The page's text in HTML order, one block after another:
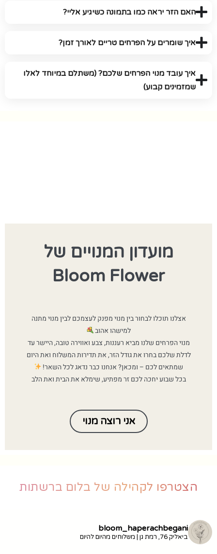
האם הזר יראה כמו בתמונה כשיגיע אליי?
איך שומרים על הפרחים טריים לאורך זמן?
איך עובד מנוי הפרחים שלכם? (משתלם במיוחד לאלו
שמזמינים קבוע)
מועדון המנויים של
Bloom Flower
אצלנו תוכלו לבחור בין מנוי מפנק לעצמכם לבין מנוי מתנה
למישהו אהוב
מנוי הפרחים שלנו מביא רעננות, צבע ואווירה טובה, היישר עד
לדלת שלכם בחרו את גודל הזר, את תדירות המשלוח ואת היום
שמתאים לכם – ומכאן? אנחנו כבר נדאג לכל השאר!
בכל שבוע יחכה לכם זר מפתיע, שימלא את הבית ואת הלב
אני רוצה מנוי
הצטרפו לקהילה של בלום ברשתות
bloom_haperachbegani
ביאליק 76, רמת גן | משלוחים מהיום להיום